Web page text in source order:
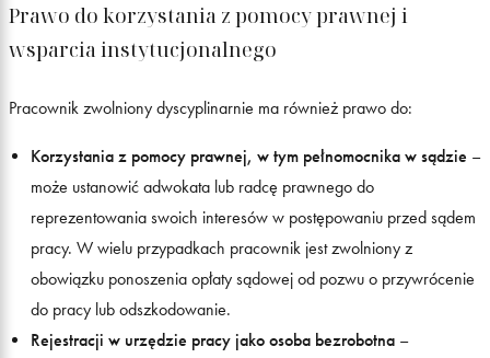
Prawo do korzystania z pomocy prawnej i
wsparcia instytucjonalnego
Pracownik zwolniony dyscyplinarnie ma również prawo do:
Korzystania z pomocy prawnej, w tym pełnomocnika w sądzie –
może ustanowić adwokata lub radcę prawnego do
reprezentowania swoich interesów w postępowaniu przed sądem
pracy. W wielu przypadkach pracownik jest zwolniony z
obowiązku ponoszenia opłaty sądowej od pozwu o przywrócenie
do pracy lub odszkodowanie.
Rejestracji w urzędzie pracy jako osoba bezrobotna –